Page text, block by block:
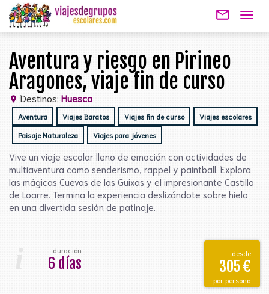
mail_outline
Aventura y riesgo en Pirineo
Aragones, viaje fin de curso
location_on Destinos: Huesca
Aventura Viajes Baratos Viajes fin de curso Viajes escolares
Paisaje Naturaleza Viajes para jóvenes
Vive un viaje escolar lleno de emoción con actividades de
multiaventura como senderismo, rappel y paintball. Explora
las mágicas Cuevas de las Guixas y el impresionante Castillo
de Loarre. Termina la experiencia deslizándote sobre hielo
en una divertida sesión de patinaje.
duración
6 días
desde
305 €
por persona